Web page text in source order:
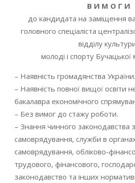
В И М О Г И
до кандидата на заміщення
головного спеціаліста
відділу
молоді і спорту Бучацької
– Наявність громадянства України.
– Наявність повної вищої освіти
бакалавра економічного
– Без вимог до стажу роботи.
– Знання чинного законодавства
самоврядування, служби в
самоврядування, обліково-
трудового, фінансового,
законодавство та інших